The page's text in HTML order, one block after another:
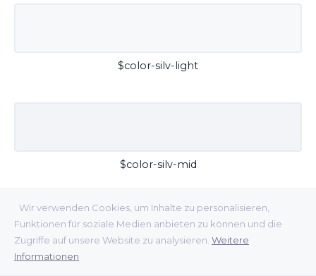
Wir verwenden Cookies, um Inhalte zu personalisieren,
Funktionen für soziale Medien anbieten zu können und die
Zugriffe auf unsere Website zu analysieren. Weitere
Informationen
$color-silv-light
$color-silv-mid